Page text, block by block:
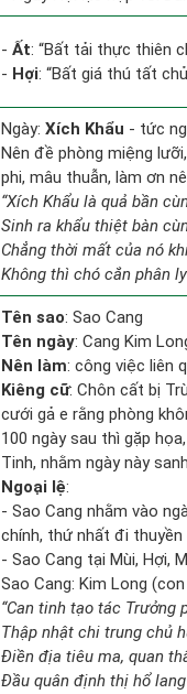
- Ất: “Bất tải thực thiên
- Hợi: “Bất giá thú tất
Ngày: Xích Khẩu - tức
Nên đề phòng miệng
phi, mâu thuẫn, làm ơn
“Xích Khẩu là quả bần
Sinh ra khẩu thiệt bàn
Chẳng thời mất của nó
Không thì chó cắn phân
Tên sao: Sao Cang
Tên ngày: Cang Kim
Nên làm: công việc liên
Kiêng cữ: Chôn cất bị
cưới gả e rằng phòng
100 ngày sau thì gặp
Tinh, nhằm ngày này
Ngoại lệ:
- Sao Cang nhằm vào
chính, thứ nhất đi
- Sao Cang tại Mùi, Hợi,
Sao Cang: Kim Long
“Can tinh tạo tác Trưởng
Thập nhật chi trung chủ
Điền địa tiêu ma, quan
Đầu quân định thị hổ